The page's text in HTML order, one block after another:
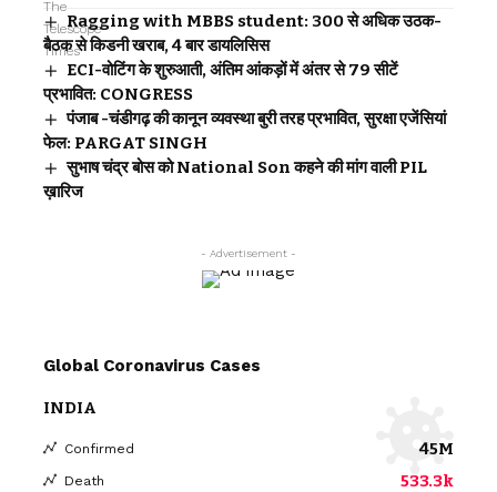
Ragging with MBBS student: 300 से अधिक उठक-
बैठक से किडनी खराब, 4 बार डायलिसिस
ECI-वोटिंग के शुरुआती, अंतिम आंकड़ों में अंतर से 79 सीटें
प्रभावित: CONGRESS
पंजाब -चंडीगढ़ की कानून व्यवस्था बुरी तरह प्रभावित, सुरक्षा एजेंसियां
फेल: PARGAT SINGH
सुभाष चंद्र बोस को National Son कहने की मांग वाली PIL
ख़ारिज
- Advertisement -
Global Coronavirus Cases
INDIA
Confirmed 45M
Death 533.3k